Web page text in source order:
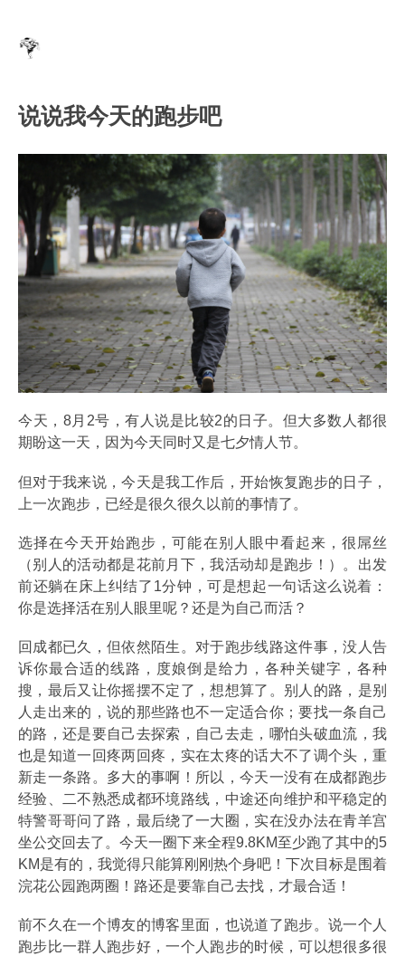
说说我今天的跑步吧
今天，8月2号，有人说是比较2的日子。但大多数人都很
期盼这一天，因为今天同时又是七夕情人节。
但对于我来说，今天是我工作后，开始恢复跑步的日子，
上一次跑步，已经是很久很久以前的事情了。
选择在今天开始跑步，可能在别人眼中看起来，很屌丝
（别人的活动都是花前月下，我活动却是跑步！）。出发
前还躺在床上纠结了1分钟，可是想起一句话这么说着：
你是选择活在别人眼里呢？还是为自己而活？
回成都已久，但依然陌生。对于跑步线路这件事，没人告
诉你最合适的线路，度娘倒是给力，各种关键字，各种
搜，最后又让你摇摆不定了，想想算了。别人的路，是别
人走出来的，说的那些路也不一定适合你；要找一条自己
的路，还是要自己去探索，自己去走，哪怕头破血流，我
也是知道一回疼两回疼，实在太疼的话大不了调个头，重
新走一条路。多大的事啊！所以，今天一没有在成都跑步
经验、二不熟悉成都环境路线，中途还向维护和平稳定的
特警哥哥问了路，最后绕了一大圈，实在没办法在青羊宫
坐公交回去了。今天一圈下来全程9.8KM至少跑了其中的5
KM是有的，我觉得只能算刚刚热个身吧！下次目标是围着
浣花公园跑两圈！路还是要靠自己去找，才最合适！
前不久在一个博友的博客里面，也说道了跑步。说一个人
跑步比一群人跑步好，一个人跑步的时候，可以想很多很